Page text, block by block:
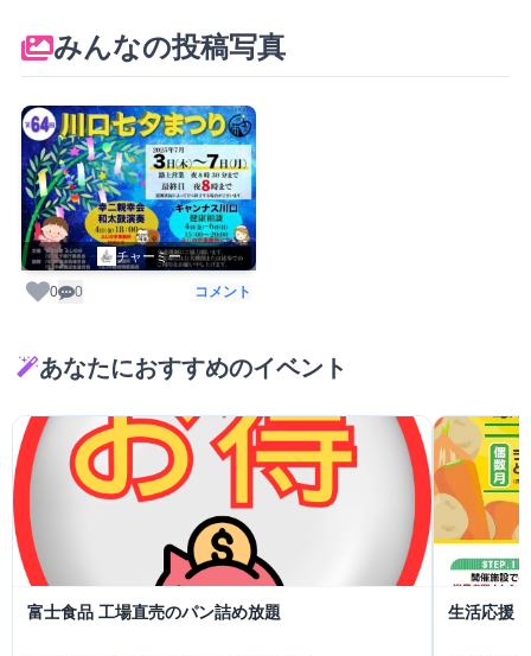
みんなの投稿写真
チャーミー
0 0 コメント
あなたにおすすめのイベント
富士食品 工場直売のパン詰め放題 生活応援